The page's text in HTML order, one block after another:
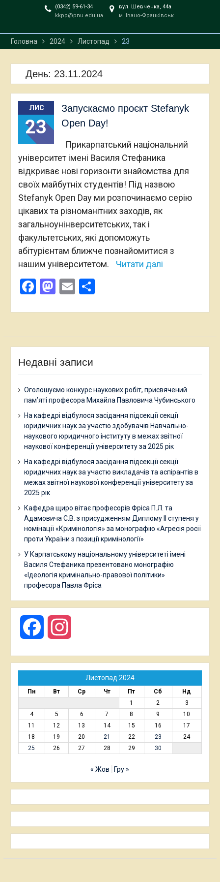
професора Михайла
Павловича Чубинського
(0342) 59-61-34
kkpp@pnu.edu.ua
вул. Шевченка, 44а
м. Івано-Франківськ
Головна 2024 Листопад 23
День: 23.11.2024
ЛИС
23
Запускаємо проєкт Stefanyk
Open Day!
Прикарпатський національний
університет імені Василя Стефаника
відкриває нові горизонти знайомства для
своїх майбутніх студентів! Під назвою
Stefanyk Open Day ми розпочинаємо серію
цікавих та різноманітних заходів, як
загальноунінверситетських, так і
факультетських, які допоможуть
абітурієнтам ближче познайомитися з
нашим університетом.
Читати далі
Facebook
Mastodon
EmailПоділитися
Недавні записи
Оголошуємо конкурс наукових робіт, присвячений
пам’яті професора Михайла Павловича Чубинського
На кафедрі відбулося засідання підсекції секції
юридичних наук за участю здобувачів Навчально-
наукового юридичного інституту в межах звітної
наукової конференції університету за 2025 рік
На кафедрі відбулося засідання підсекції секції
юридичних наук за участю викладачів та аспірантів в
межах звітної наукової конференції університету за
2025 рік
Кафедра щиро вітає професорів Фріса П.Л. та
Адамовича С.В. з присудженням Диплому ІІ ступеня у
номінації «Кримінологія» за монографію «Агресія росії
проти України з позиції кримінології»
У Карпатському національному університеті імені
Василя Стефаника презентовано монографію
«Ідеологія кримінально-правової політики»
професора Павла Фріса
Facebook
Листопад 2024
Пн Вт Ср Чт Пт Сб
Нд
1
2
3
4
5 6 7 8 9
10
11
12 13 14 15 16
17
18
19 20 21 22 23
24
25
26 27 28 29 30
« Жов Гру »